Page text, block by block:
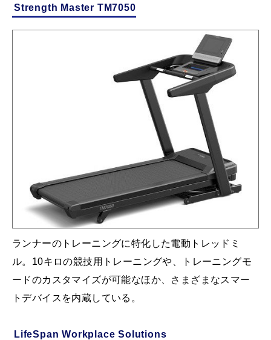
Strength Master TM7050
ランナーのトレーニングに特化した電動トレッドミ
ル。10キロの競技用トレーニングや、トレーニングモ
ードのカスタマイズが可能なほか、さまざまなスマー
トデバイスを内蔵している。
LifeSpan Workplace Solutions